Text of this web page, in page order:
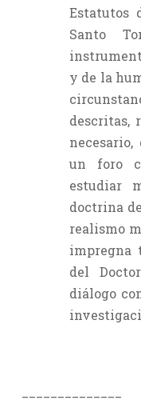
Estatutos
Santo
y de la
descritas,
un foro
estudiar
doctrina
realismo
impregna
del
diálogo